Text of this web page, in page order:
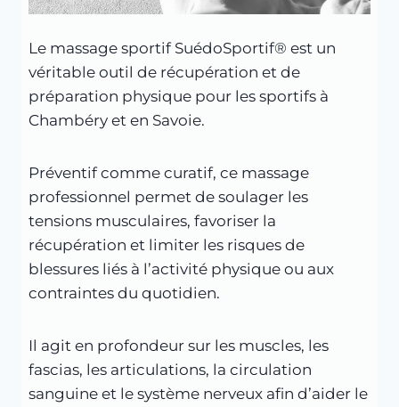
Le massage sportif SuédoSportif® est un
véritable outil de récupération et de
préparation physique pour les sportifs à
Chambéry et en Savoie.
Préventif comme curatif, ce massage
professionnel permet de soulager les
tensions musculaires, favoriser la
récupération et limiter les risques de
blessures liés à l’activité physique ou aux
contraintes du quotidien.
Il agit en profondeur sur les muscles, les
fascias, les articulations, la circulation
sanguine et le système nerveux afin d’aider le